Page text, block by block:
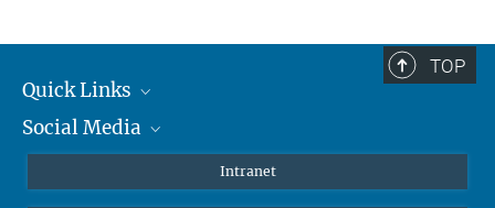
TOP
Quick Links
Student*innen/Wissenschaftler*innen
Social Media
Intranet